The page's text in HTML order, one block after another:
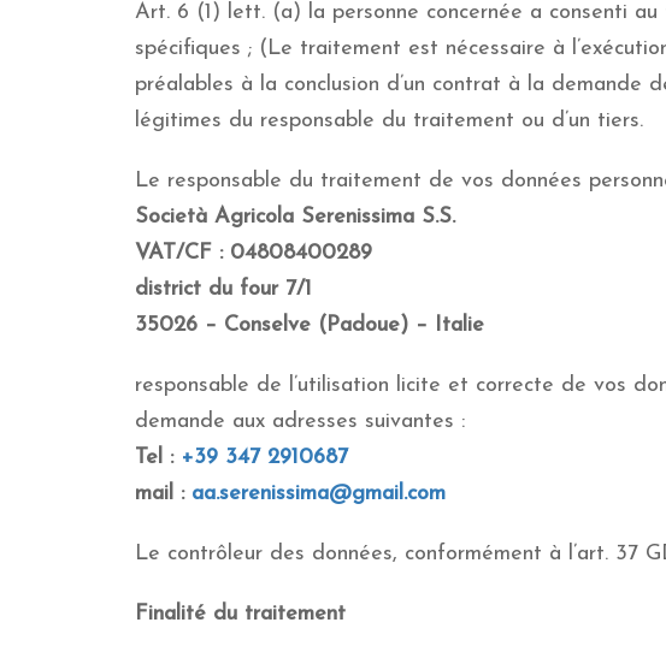
Art. 6 (1) lett. (a) la personne concernée a consenti
spécifiques ; (Le traitement est nécessaire à
préalables à la conclusion d’un contrat à la
légitimes du responsable du traitement ou d’un tiers.
Le responsable du traitement de vos données
Società Agricola Serenissima S.S.
VAT/CF : 04808400289
district du four 7/1
35026 – Conselve (Padoue) – Italie
responsable de l’utilisation licite et correcte de vos
demande aux adresses suivantes :
Tel : +39 347 2910687
mail : aa.serenissima@gmail.com
Le contrôleur des données, conformément à l’art. 37
Finalité du traitement